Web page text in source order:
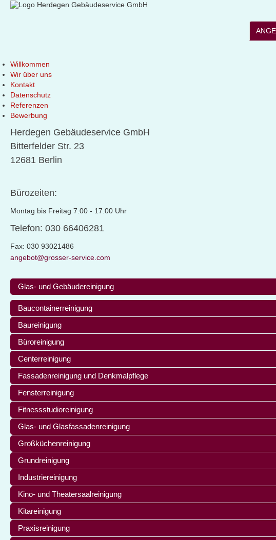
Willkommen
Wir über uns
Kontakt
Datenschutz
Referenzen
Bewerbung
Herdegen Gebäudeservice GmbH
Bitterfelder Str. 23
12681 Berlin
Bürozeiten:
Montag bis Freitag 7.00 - 17.00 Uhr
Telefon: 030 66406281
Fax: 030 93021486
angebot@grosser-service.com
Glas- und Gebäudereinigung
Baucontainerreinigung
Baureinigung
Büroreinigung
Centerreinigung
Fassadenreinigung und Denkmalpflege
Fensterreinigung
Fitnessstudioreinigung
Glas- und Glasfassadenreinigung
Großküchenreinigung
Grundreinigung
Industriereinigung
Kino- und Theatersaalreinigung
Kitareinigung
Praxisreinigung